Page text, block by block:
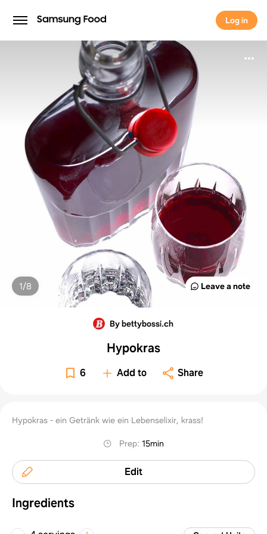
Log in
Log in
Leave a note
1/8
By bettybossi.ch
Hypokras
6 Add to Share
Hypokras - ein Getränk wie ein Lebenselixir, krass!
Prep:15min
Edit
Ingredients